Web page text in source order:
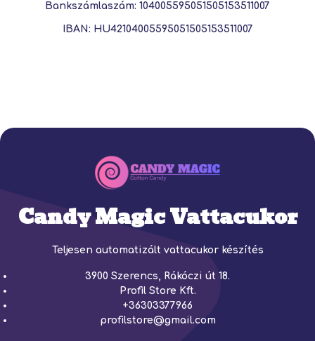
Bankszámlaszám: 104005595051505153511007
IBAN: HU42104005595051505153511007
Candy Magic Vattacukor
Teljesen automatizált vattacukor készítés
3900 Szerencs, Rákóczi út 18.
Profil Store Kft.
+36303377966
profilstore@gmail.com